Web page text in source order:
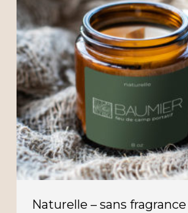
Naturelle – sans fragrance